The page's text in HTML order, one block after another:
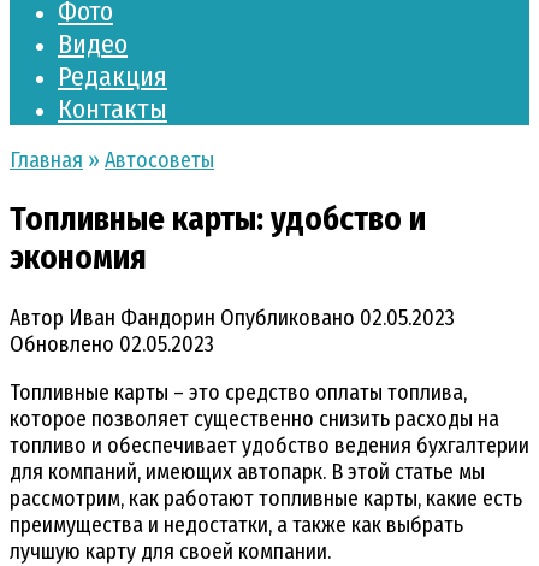
Фото
Видео
Редакция
Контакты
Главная » Автосоветы
Топливные карты: удобство и
экономия
Автор Иван Фандорин Опубликовано 02.05.2023
Обновлено 02.05.2023
Топливные карты – это средство оплаты топлива,
которое позволяет существенно снизить расходы на
топливо и обеспечивает удобство ведения бухгалтерии
для компаний, имеющих автопарк. В этой статье мы
рассмотрим, как работают топливные карты, какие есть
преимущества и недостатки, а также как выбрать
лучшую карту для своей компании.